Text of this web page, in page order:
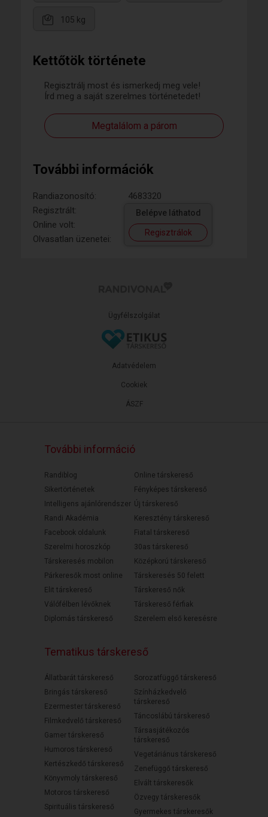
Kettőtök története
Regisztrálj most és ismerkedj meg vele!
Írd meg a saját szerelmes történetedet!
Megtalálom a párom
További információk
Randiazonosító:
4683320
Regisztrált:
Online volt:
Olvasatlan üzenetei:
Belépve láthatod
Regisztrálok
105 kg
Ügyfélszolgálat
ÁSZF
Adatvédelem
Cookiek
További információ
Randiblog
Sikertörténetek
Intelligens ajánlórendszer
Randi Akadémia
Facebook oldalunk
Szerelmi horoszkóp
Társkeresés mobilon
Párkeresők most online
Elit társkereső
Válófélben lévőknek
Diplomás társkereső
Online társkereső
Fényképes társkereső
Új társkereső
Keresztény társkereső
Fiatal társkereső
30as társkereső
Középkorú társkereső
Társkeresés 50 felett
Társkereső nők
Társkereső férfiak
Szerelem első keresésre
Tematikus társkereső
Állatbarát társkereső
Bringás társkereső
Ezermester társkereső
Filmkedvelő társkereső
Gamer társkereső
Humoros társkereső
Kertészkedő társkereső
Könyvmoly társkereső
Motoros társkereső
Spirituális társkereső
Sorozatfüggő társkereső
Színházkedvelő
társkereső
Táncoslábú társkereső
Társasjátékozós
társkereső
Vegetáriánus társkereső
Zenefüggő társkereső
Elvált társkeresők
Özvegy társkeresők
Gyermekes társkeresők